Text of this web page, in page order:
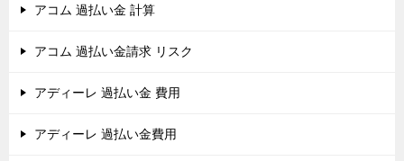
アコム 過払い金 計算
アコム 過払い金請求 リスク
アディーレ 過払い金 費用
アディーレ 過払い金費用